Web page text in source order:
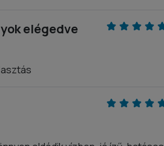
elégedve